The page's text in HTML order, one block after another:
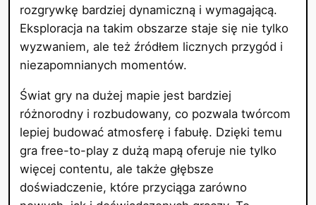
rozgrywkę bardziej dynamiczną i wymagającą.
Eksploracja na takim obszarze staje się nie tylko
wyzwaniem, ale też źródłem licznych przygód i
niezapomnianych momentów.
Świat gry na dużej mapie jest bardziej
różnorodny i rozbudowany, co pozwala twórcom
lepiej budować atmosferę i fabułę. Dzięki temu
gra free-to-play z dużą mapą oferuje nie tylko
więcej contentu, ale także głębsze
doświadczenie, które przyciąga zarówno